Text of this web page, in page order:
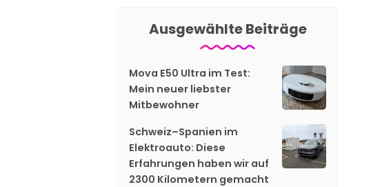
Ausgewählte Beiträge
Mova E50 Ultra im Test:
Mein neuer liebster
Mitbewohner
Schweiz–Spanien im
Elektroauto: Diese
Erfahrungen haben wir auf
2300 Kilometern gemacht